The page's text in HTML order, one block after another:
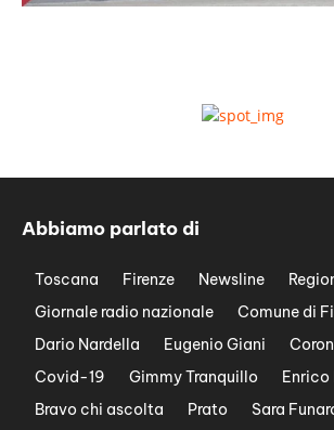
Abbiamo parlato di
Toscana Firenze Newsline
Giornale radio nazionale
Comune di
Dario Nardella
Eugenio Giani
Covid-19
Gimmy Tranquillo
Enrico
Bravo chi ascolta
Prato Sara